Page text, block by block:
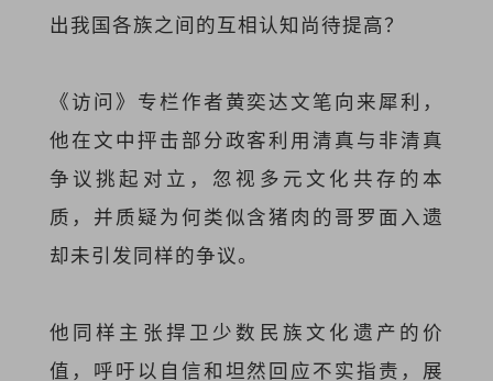
出我国各族之间的互相认知尚待提高？
《访问》专栏作者黄奕达文笔向来犀利，
他在文中抨击部分政客利用清真与非清真
争议挑起对立，忽视多元文化共存的本
质，并质疑为何类似含猪肉的哥罗面入遗
却未引发同样的争议。
他同样主张捍卫少数民族文化遗产的价
值，呼吁以自信和坦然回应不实指责，展